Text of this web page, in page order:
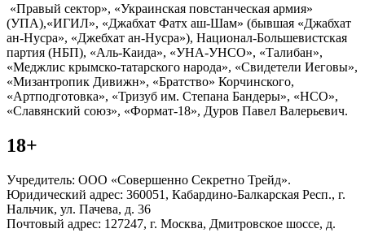
«Правый сектор», «Украинская повстанческая армия»
(УПА),«ИГИЛ», «Джабхат Фатх аш-Шам» (бывшая «Джабхат
ан-Нусра», «Джебхат ан-Нусра»), Национал-Большевистская
партия (НБП), «Аль-Каида», «УНА-УНСО», «Талибан»,
«Меджлис крымско-татарского народа», «Свидетели Иеговы»,
«Мизантропик Дивижн», «Братство» Корчинского,
«Артподготовка», «Тризуб им. Степана Бандеры», «НСО»,
«Славянский союз», «Формат-18», Дуров Павел Валерьевич.
18+
Учредитель: ООО «Совершенно Секретно Трейд».
Юридический адрес: 360051, Кабардино-Балкарская Респ., г.
Нальчик, ул. Пачева, д. 36
Почтовый адрес: 127247, г. Москва, Дмитровское шоссе, д.